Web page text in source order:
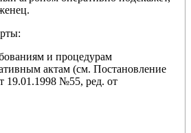
и процедурам
актам (см. Постановление
19.01.1998 №55, ред. от